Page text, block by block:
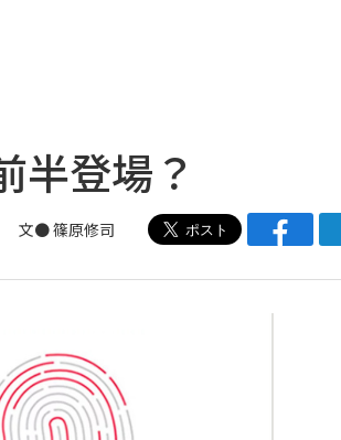
半登場？
文● 篠原修司